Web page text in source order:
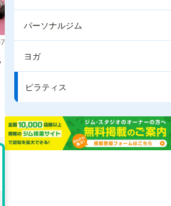
パーソナルジム
ヨガ
ピラティス